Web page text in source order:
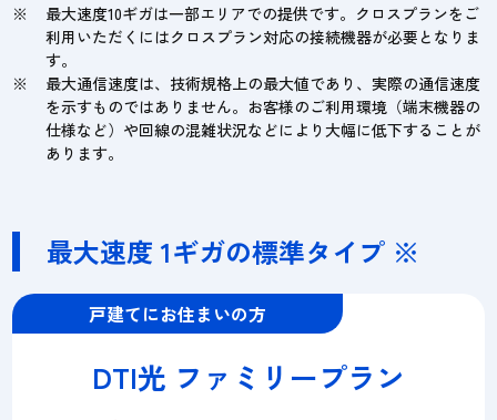
最大速度10ギガは一部エリアでの提供です。クロスプランをご
利用いただくにはクロスプラン対応の接続機器が必要となりま
す。
最大通信速度は、技術規格上の最大値であり、実際の通信速度
を示すものではありません。お客様のご利用環境（端末機器の
仕様など）や回線の混雑状況などにより大幅に低下することが
あります。
最大速度 1ギガの標準タイプ ※
戸建てにお住まいの方
DTI光 ファミリープラン